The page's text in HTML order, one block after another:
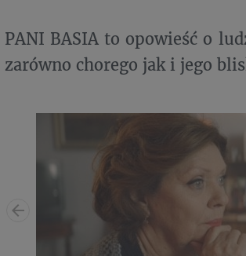
PANI BASIA to opowieść o
zarówno chorego jak i jego